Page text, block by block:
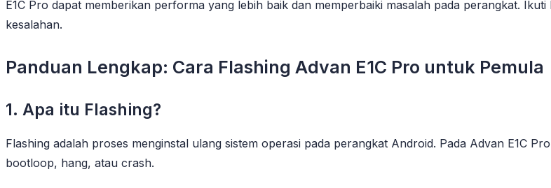
E1C Pro dapat memberikan performa yang lebih baik dan memperbaiki masalah pada perangkat.
kesalahan.
Panduan Lengkap: Cara Flashing Advan E1C Pro untuk Pemula
1. Apa itu Flashing?
Flashing adalah proses menginstal ulang sistem operasi pada perangkat Android. Pada Advan E1C
bootloop, hang, atau crash.